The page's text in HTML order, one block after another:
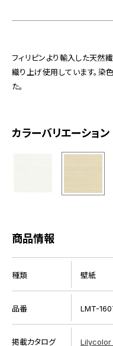
お知らせプライバシーポ
EN
フィリピンより輸入した天然
織り上げ使用しています。染
た。
カラーバリエーション
商品情報
種類 壁紙
品番 LMT-
掲載カタログ Lilycolor